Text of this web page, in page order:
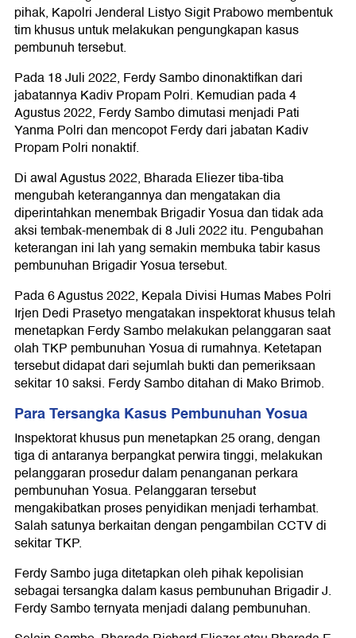
pihak, Kapolri Jenderal Listyo Sigit Prabowo membentuk
tim khusus untuk melakukan pengungkapan kasus
pembunuh tersebut.
Pada 18 Juli 2022, Ferdy Sambo dinonaktifkan dari
jabatannya Kadiv Propam Polri. Kemudian pada 4
Agustus 2022, Ferdy Sambo dimutasi menjadi Pati
Yanma Polri dan mencopot Ferdy dari jabatan Kadiv
Propam Polri nonaktif.
Di awal Agustus 2022, Bharada Eliezer tiba-tiba
mengubah keterangannya dan mengatakan dia
diperintahkan menembak Brigadir Yosua dan tidak ada
aksi tembak-menembak di 8 Juli 2022 itu. Pengubahan
keterangan ini lah yang semakin membuka tabir kasus
pembunuhan Brigadir Yosua tersebut.
Pada 6 Agustus 2022, Kepala Divisi Humas Mabes Polri
Irjen Dedi Prasetyo mengatakan inspektorat khusus telah
menetapkan Ferdy Sambo melakukan pelanggaran saat
olah TKP pembunuhan Yosua di rumahnya. Ketetapan
tersebut didapat dari sejumlah bukti dan pemeriksaan
sekitar 10 saksi. Ferdy Sambo ditahan di Mako Brimob.
Para Tersangka Kasus Pembunuhan Yosua
Inspektorat khusus pun menetapkan 25 orang, dengan
tiga di antaranya berpangkat perwira tinggi, melakukan
pelanggaran prosedur dalam penanganan perkara
pembunuhan Yosua. Pelanggaran tersebut
mengakibatkan proses penyidikan menjadi terhambat.
Salah satunya berkaitan dengan pengambilan CCTV di
sekitar TKP.
Ferdy Sambo juga ditetapkan oleh pihak kepolisian
sebagai tersangka dalam kasus pembunuhan Brigadir J.
Ferdy Sambo ternyata menjadi dalang pembunuhan.